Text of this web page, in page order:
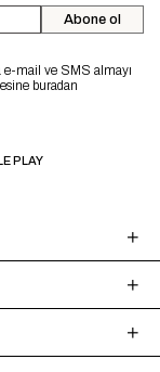
Abone ol
e-mail ve SMS almayı
buradan
PLAY